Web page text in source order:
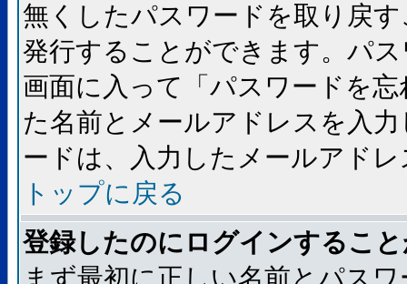
無くしたパスワードを取り戻
発行することができます。パ
画面に入って「パスワードを
た名前とメールアドレスを入
ードは、入力したメールアド
トップに戻る
登録したのにログインするこ
まず最初に正しい名前とパス